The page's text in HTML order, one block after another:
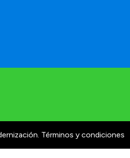
Términos y condiciones